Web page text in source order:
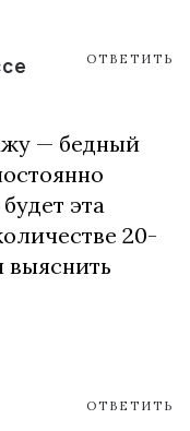
ОТВЕТИТЬ
— бедный
эта
20-
выяснить
ОТВЕТИТЬ